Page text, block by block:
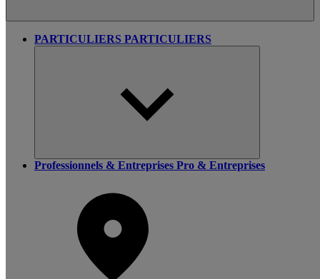
PARTICULIERS PARTICULIERS
Professionnels & Entreprises Pro & Entreprises